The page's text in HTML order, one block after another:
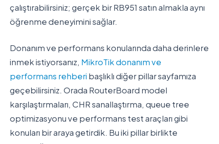
çalıştırabilirsiniz; gerçek bir RB951 satın almakla aynı
öğrenme deneyimini sağlar.
Donanım ve performans konularında daha derinlere
inmek istiyorsanız, MikroTik donanım ve
performans rehberi başlıklı diğer pillar sayfamıza
geçebilirsiniz. Orada RouterBoard model
karşılaştırmaları, CHR sanallaştırma, queue tree
optimizasyonu ve performans test araçları gibi
konuları bir araya getirdik. Bu iki pillar birlikte